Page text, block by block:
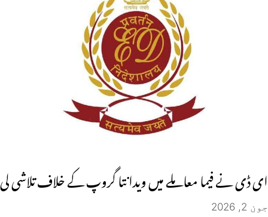
ای ڈی نے فیما معاملے میں ویدانتا گروپ کے خلاف تلاشی لی
جون 2, 2026